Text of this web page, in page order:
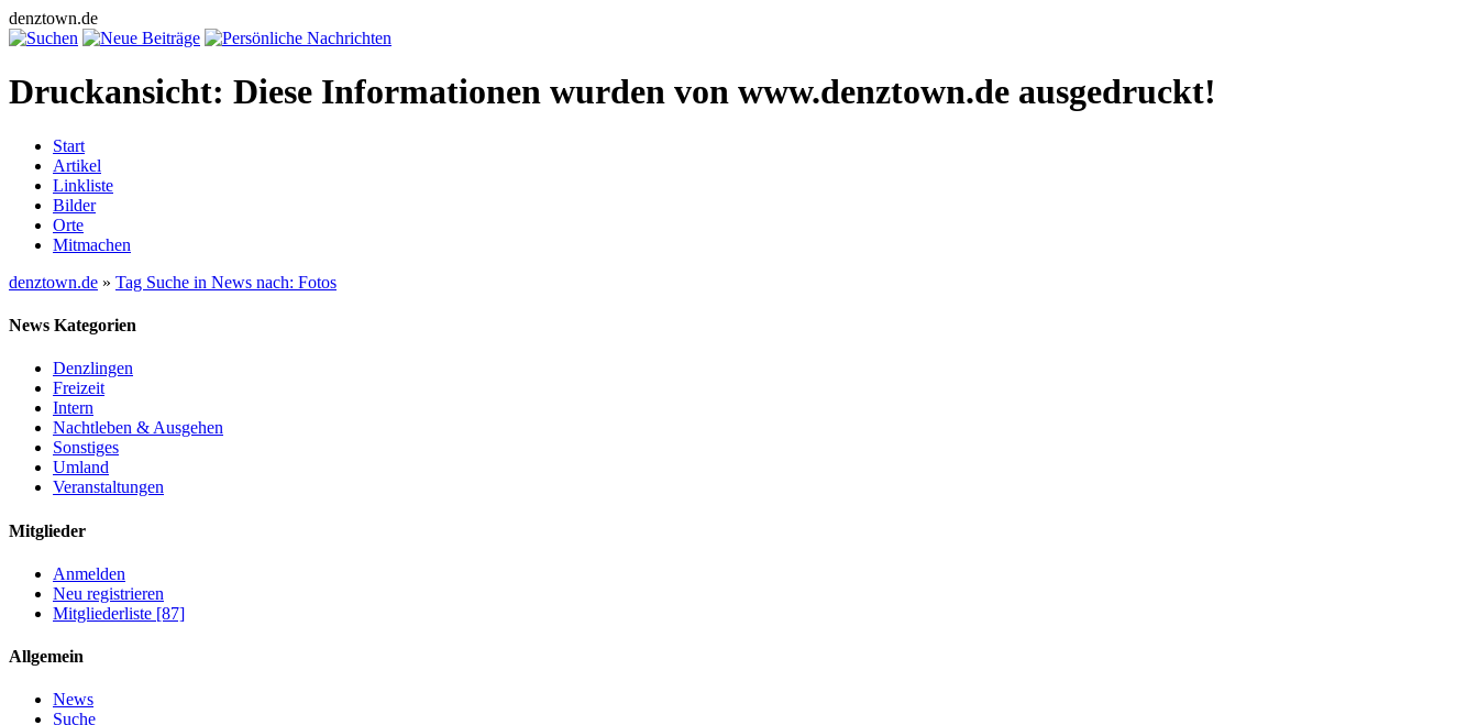
denztown.de
Druckansicht: Diese Informationen wurden von www.denztown.de ausgedruckt!
Start
Artikel
Linkliste
Bilder
Orte
Mitmachen
denztown.de » Tag Suche in News nach: Fotos
News Kategorien
Denzlingen
Freizeit
Intern
Nachtleben & Ausgehen
Sonstiges
Umland
Veranstaltungen
Mitglieder
Anmelden
Neu registrieren
Mitgliederliste [87]
Allgemein
News
Suche